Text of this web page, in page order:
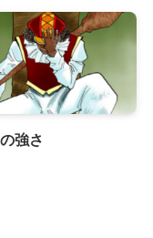
強さ